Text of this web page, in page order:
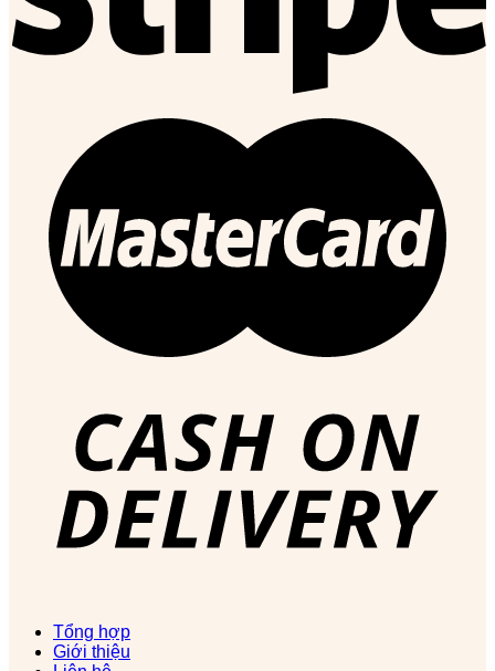
Tổng hợp
Giới thiệu